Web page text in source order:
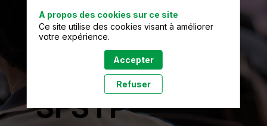
18 juin2025
Session
d'Étude
SFSTP
A propos des cookies sur ce site
Ce site utilise des cookies visant à améliorer
votre expérience.
Accepter
Refuser